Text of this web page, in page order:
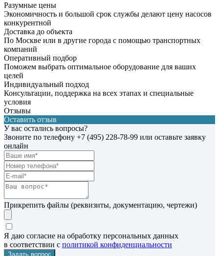
Разумные цены
Экономичность и большой срок службы делают цену насосов
конкурентной
Доставка до объекта
По Москве или в другие города с помощью транспортных
компаний
Оперативный подбор
Поможем выбрать оптимальное оборудование для ваших
целей
Индивидуальный подход
Консультации, поддержка на всех этапах и специальные
условия
Отзывы
Оставить отзыв
У вас остались вопросы?
Звоните по телефону +7 (495) 228-78-99 или оставьте заявку
онлайн
Прикрепить файлы (реквизиты, документацию, чертежи)
Я даю согласие на обработку персональных данных
в соответствии с политикой конфиденциальности